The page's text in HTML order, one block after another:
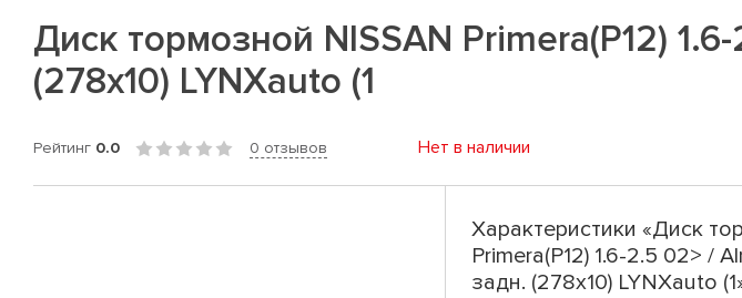
Диск тормозной NISSAN Primera(P12)
(278x10) LYNXauto (1
Рейтинг 0.0 0 отзывов Нет в наличии
Характеристики «Диск
Primera(P12) 1.6-2.5 02> /
задн. (278x10) LYNXauto